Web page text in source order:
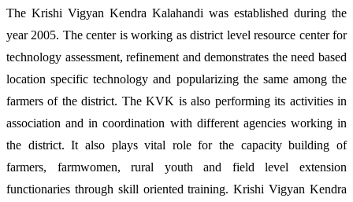
The Krishi Vigyan Kendra Kalahandi was established during the
year 2005. The center is working as district level resource center for
technology assessment, refinement and demonstrates the need based
location specific technology and popularizing the same among the
farmers of the district. The KVK is also performing its activities in
association and in coordination with different agencies working in
the district. It also plays vital role for the capacity building of
farmers, farmwomen, rural youth and field level extension
functionaries through skill oriented training. Krishi Vigyan Kendra